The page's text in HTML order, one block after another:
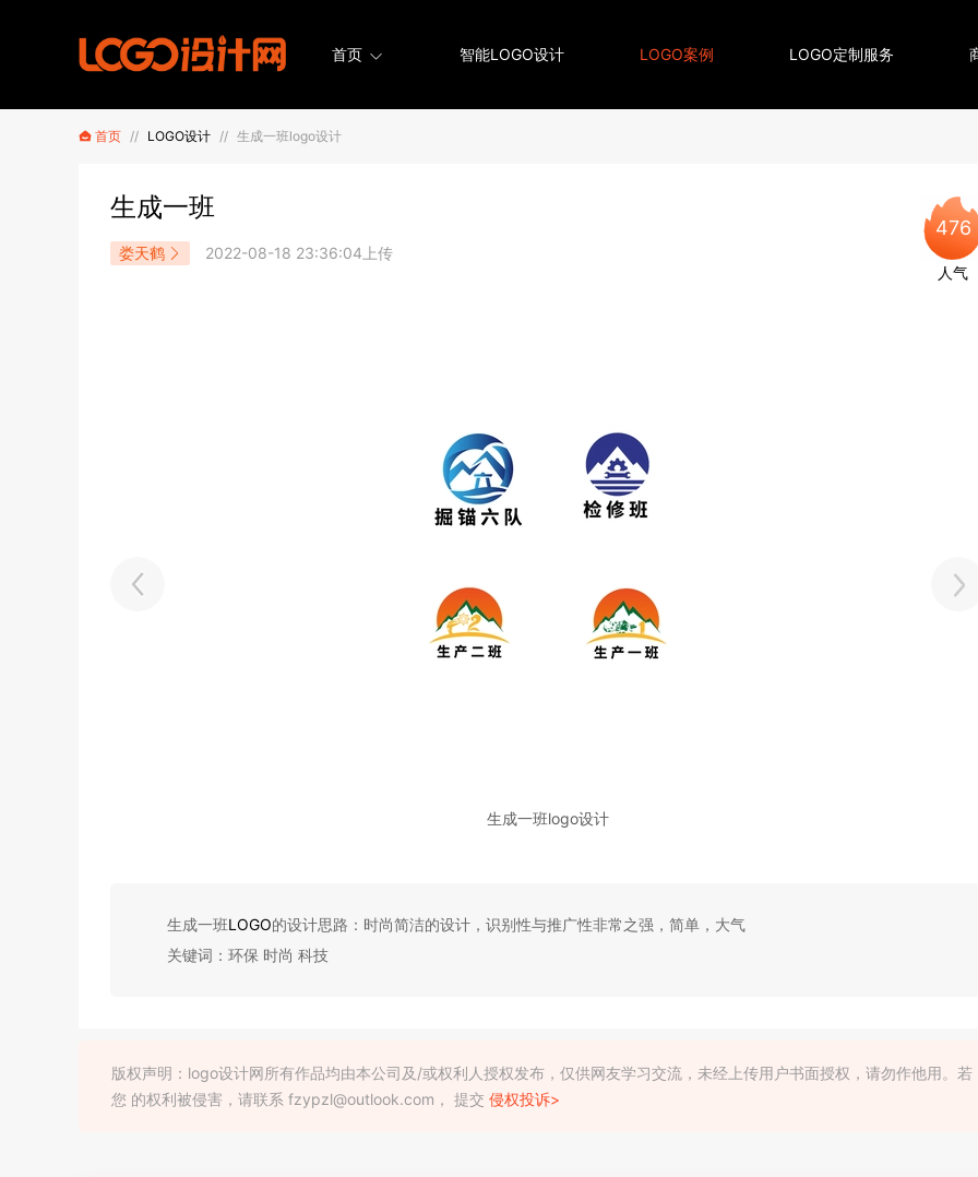
首页 智能LOGO设计 LOGO案例 LOGO定制服务
首页 // LOGO设计 // 生成一班logo设计
生成一班
娄天鹤 2022-08-18 23:36:04上传
476
人气
生成一班logo设计
生成一班LOGO的设计思路：时尚简洁的设计，识别性与推广性非常之强，简单，大气
关键词：环保 时尚 科技
版权声明：logo设计网所有作品均由本公司及/或权利人授权发布，仅供网友学习交流，未经上传用户书面授权，请勿作他用。若
您 的权利被侵害，请联系 fzypzl@outlook.com， 提交 侵权投诉>